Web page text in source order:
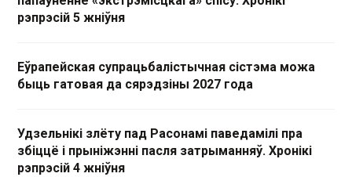
рэпрэсій 5 жніўня
Еўрапейская супрацьбалістычная сістэма можа
быць гатовая да сярэдзіны 2027 года
Удзельнікі злёту пад Расонамі паведамілі пра
збіццё і прыніжэнні пасля затрыманняў. Хронікі
рэпрэсій 4 жніўня